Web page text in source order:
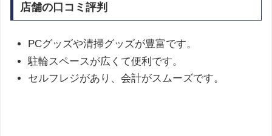
店舗の口コミ評判
PCグッズや清掃グッズが豊富です。
駐輪スペースが広くて便利です。
セルフレジがあり、会計がスムーズです。